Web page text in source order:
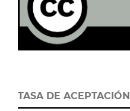
TASA DE ACEPTACIÓN